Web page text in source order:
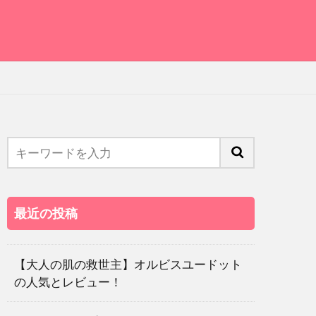
最近の投稿
【大人の肌の救世主】オルビスユードット
の人気とレビュー！